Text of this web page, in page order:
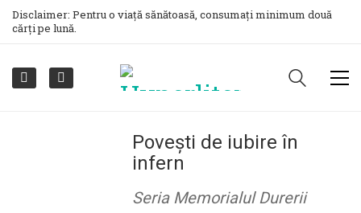
Disclaimer: Pentru o viață sănătoasă, consumați minimum două
cărți pe lună.
Povești de iubire în
infern
Seria Memorialul Durerii